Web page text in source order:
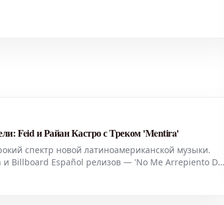
Feid и Райан Кастро с Треком 'Mentira'
спектр новой латиноамериканской музыки.
Billboard Español релизов — 'No Me Arrepiento De